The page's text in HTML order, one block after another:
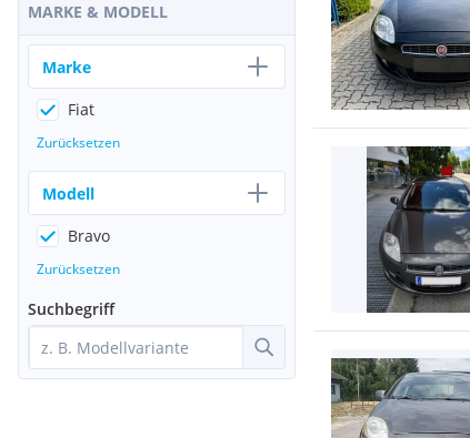
MARKE & MODELL
Marke
Fiat
Zurücksetzen
Modell
Bravo
Zurücksetzen
Suchbegriff